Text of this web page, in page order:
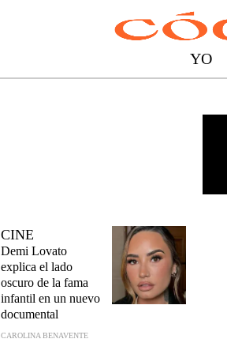
YO
CINE
Demi Lovato
explica el lado
oscuro de la fama
infantil en un nuevo
documental
CAROLINA BENAVENTE